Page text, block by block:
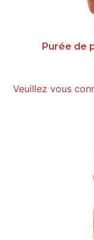
Purée de
Veuillez vous